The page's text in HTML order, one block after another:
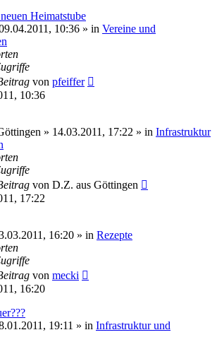
Heimatstube
10:36 » in Vereine und
von pfeiffer
10:36
» 14.03.2011, 17:22 » in Infrastruktur
von D.Z. aus Göttingen
17:22
16:20 » in Rezepte
von mecki
16:20
19:11 » in Infrastruktur und